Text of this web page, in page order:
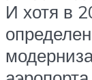
И хотя в